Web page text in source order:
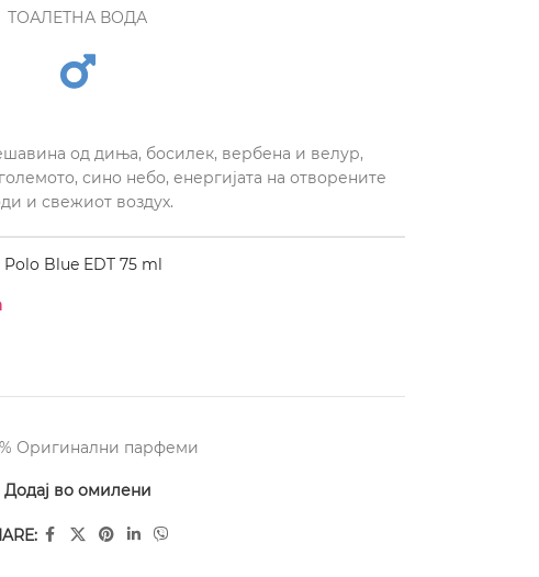
ТОАЛЕТНА ВОДА
од диња, босилек, вербена и велур,
сино небо, енергијата на отворените
и свежиот воздух.
Polo Blue EDT 75 ml
Оригинални парфеми
Додај во омилени